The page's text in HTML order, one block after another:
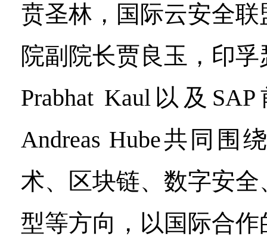
贲圣林，国际云安全
院副院长贾良玉，印
Prabhat Kaul以及
Andreas Hube共同围
术、区块链、数字安
型等方向，以国际合